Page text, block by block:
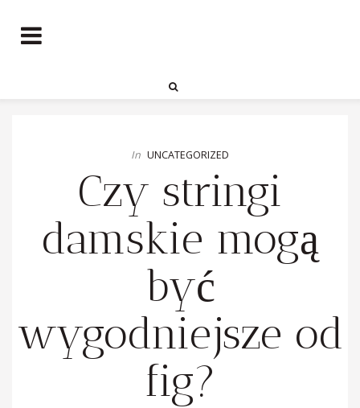
In UNCATEGORIZED
Czy stringi
damskie mogą
być
wygodniejsze od
fig?